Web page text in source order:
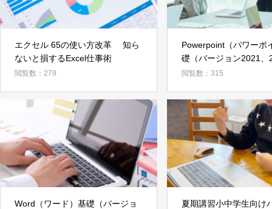
エクセル 65の使い方改革 知ら
ないと損するExcel仕事術
閲覧数：279
Powerpoint（パワーポ
礎（バージョン2021、
2016）講座
閲覧数：315
Word（ワード）基礎（バージョ 夏期講習小中学生向け